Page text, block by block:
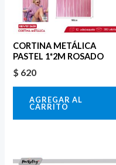
CORTINA METÁLICA
PASTEL 1*2M ROSADO
$ 620
AGREGAR AL
CARRITO